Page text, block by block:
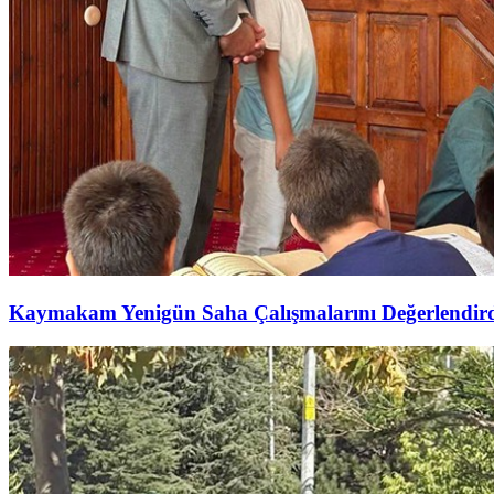
Kaymakam Yenigün Saha Çalışmalarını